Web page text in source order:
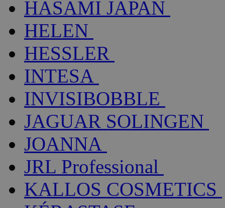
HASAMI JAPAN
HELEN
HESSLER
INTESA
INVISIBOBBLE
JAGUAR SOLINGEN
JOANNA
JRL Professional
KALLOS COSMETICS